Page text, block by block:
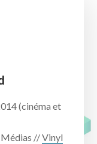
(cinéma et
//Vinyl